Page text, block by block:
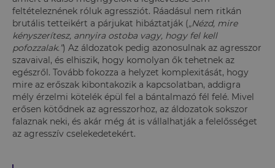
feltételeznének róluk agressziót. Ráadásul nem ritkán
brutális tetteikért a párjukat hibáztatják („Nézd, mire
kényszerítesz, annyira ostoba vagy, hogy fel kell
pofozzalak.”) Az áldozatok pedig azonosulnak az agresszor
szavaival, és elhiszik, hogy komolyan ők tehetnek az
egészről. Tovább fokozza a helyzet komplexitását, hogy
mire az erőszak kibontakozik a kapcsolatban, addigra
mély érzelmi kötelék épül fel a bántalmazó fél felé. Mivel
erősen kötődnek az agresszorhoz, az áldozatok sokszor
falaznak neki, és akár még át is vállalhatják a felelősséget
az agresszív cselekedetekért.